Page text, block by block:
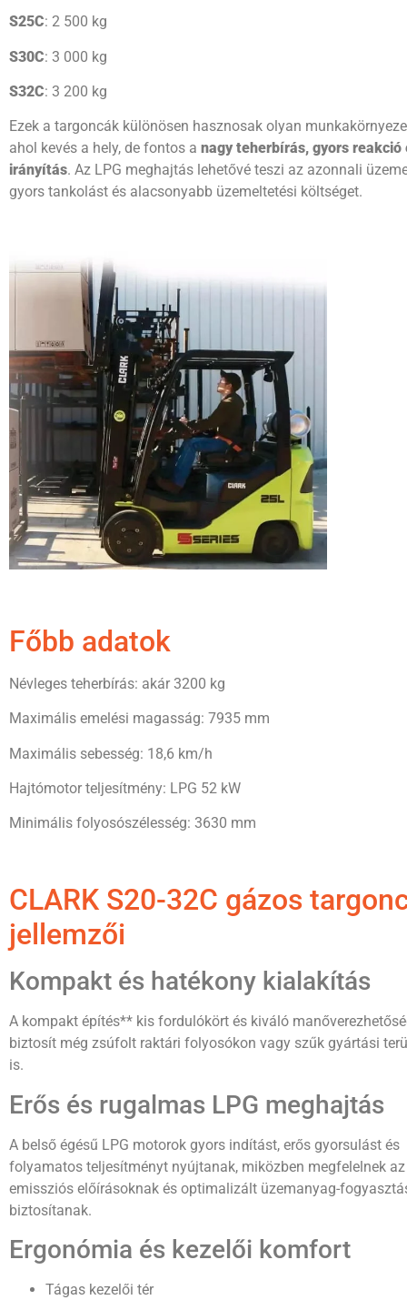
S25C: 2 500 kg
S30C: 3 000 kg
S32C: 3 200 kg
Ezek a targoncák különösen hasznosak olyan
ahol kevés a hely, de fontos a nagy teherbírás, gyors reakció
irányítás. Az LPG meghajtás lehetővé teszi az azonnali
gyors tankolást és alacsonyabb üzemeltetési költséget.
Főbb adatok
Névleges teherbírás: akár 3200 kg
Maximális emelési magasság: 7935 mm
Maximális sebesség: 18,6 km/h
Hajtómotor teljesítmény: LPG 52 kW
Minimális folyosószélesség: 3630 mm
CLARK S20-32C gázos
jellemzői
Kompakt és hatékony kialakítás
A kompakt építés** kis fordulókört és kiváló
biztosít még zsúfolt raktári folyosókon vagy szűk gyártási
is.
Erős és rugalmas LPG meghajtás
A belső égésű LPG motorok gyors indítást, erős gyorsulást és
folyamatos teljesítményt nyújtanak, miközben megfelelnek az
emissziós előírásoknak és optimalizált üzemanyag-
biztosítanak.
Ergonómia és kezelői komfort
Tágas kezelői tér